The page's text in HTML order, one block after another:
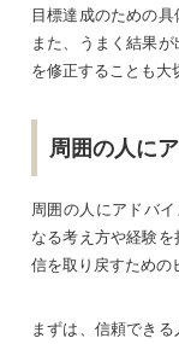
目標達成のための具
また、うまく結果
を修正することも大
周囲の人に
周囲の人にアドバ
なる考え方や経験
信を取り戻すための
まずは、信頼でき